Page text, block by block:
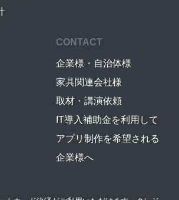
CONTACT
企業様・自治体様
家具関連会社様
取材・講演依頼
IT導入補助金を利用して
アプリ制作を希望される
企業様へ